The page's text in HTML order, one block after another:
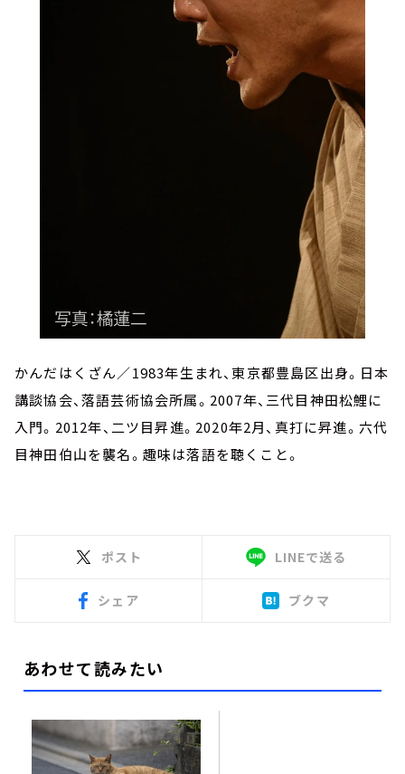
かんだはくざん／1983年生まれ、東京都豊島区出身。日本
講談協会、落語芸術協会所属。2007年、三代目神田松鯉に
入門。2012年、二ツ目昇進。2020年2月、真打に昇進。六代
目神田伯山を襲名。趣味は落語を聴くこと。
ポスト LINEで送る
シェア ブクマ
あわせて読みたい